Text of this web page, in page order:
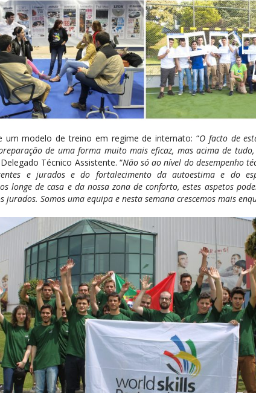
um modelo de treino em regime de internato: “O facto de
de uma forma muito mais eficaz, mas acima de
Técnico Assistente. “Não só ao nível do desempenho
e jurados e do fortalecimento da autoestima e do
longe de casa e da nossa zona de conforto, estes aspetos
jurados. Somos uma equipa e nesta semana crescemos mais